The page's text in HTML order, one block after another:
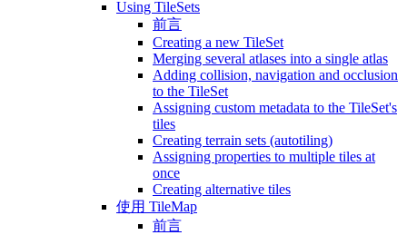
Using TileSets
前言
Creating a new TileSet
Merging several atlases into a single atlas
Adding collision, navigation and occlusion
to the TileSet
Assigning custom metadata to the TileSet's
tiles
Creating terrain sets (autotiling)
Assigning properties to multiple tiles at
once
Creating alternative tiles
使用 TileMap
前言